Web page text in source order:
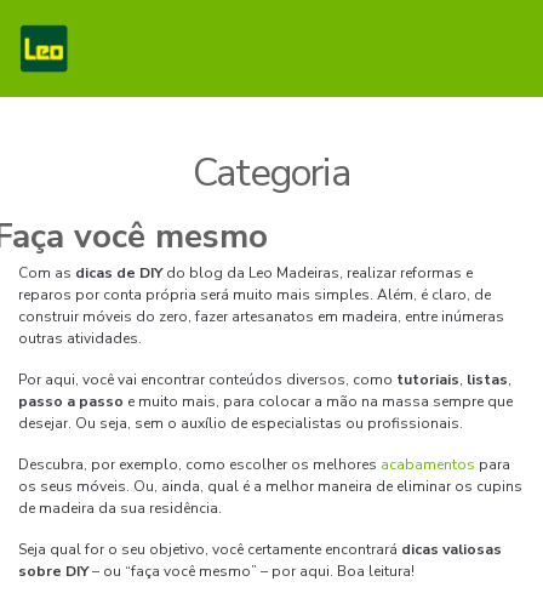
Categoria
Com as dicas de DIYdo blog da Leo Madeiras, realizar reformas e
reparos por conta própria será muito mais simples. Além, é claro, de
construir móveis do zero, fazer artesanatos em madeira, entre inúmeras
outras atividades.
Por aqui, você vai encontrar conteúdos diversos, como tutoriais, listas,
passo a passo e muito mais, para colocar a mão na massa sempre que
desejar. Ou seja, sem o auxílio de especialistas ou profissionais.
Descubra, por exemplo, como escolher os melhores acabamentos para
os seus móveis. Ou, ainda, qual é a melhor maneira de eliminar os cupins
de madeira da sua residência.
Seja qual for o seu objetivo, você certamente encontrará dicas valiosas
sobre DIY– ou “faça você mesmo” – por aqui. Boa leitura!